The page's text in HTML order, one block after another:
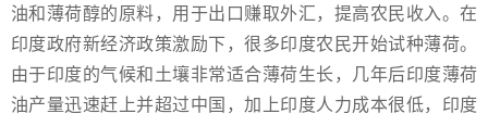
油和薄荷醇的原料，用于出口赚取外汇，提高农民收入。在
印度政府新经济政策激励下，很多印度农民开始试种薄荷。
由于印度的气候和土壤非常适合薄荷生长，几年后印度薄荷
油产量迅速赶上并超过中国，加上印度人力成本很低，印度